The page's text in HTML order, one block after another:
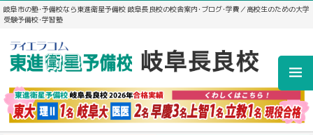
岐阜市の塾･予備校なら東進衛星予備校 岐阜長良校の校舎案内･ブログ･学費／高校生のための大学
受験予備校･学習塾